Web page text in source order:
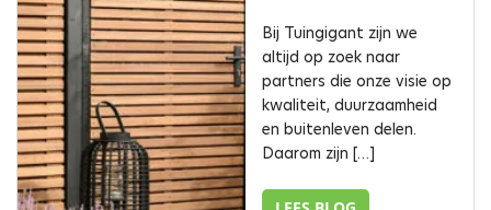
Bij Tuingigant zijn we
altijd op zoek naar
partners die onze visie op
kwaliteit, duurzaamheid
en buitenleven delen.
Daarom zijn […]